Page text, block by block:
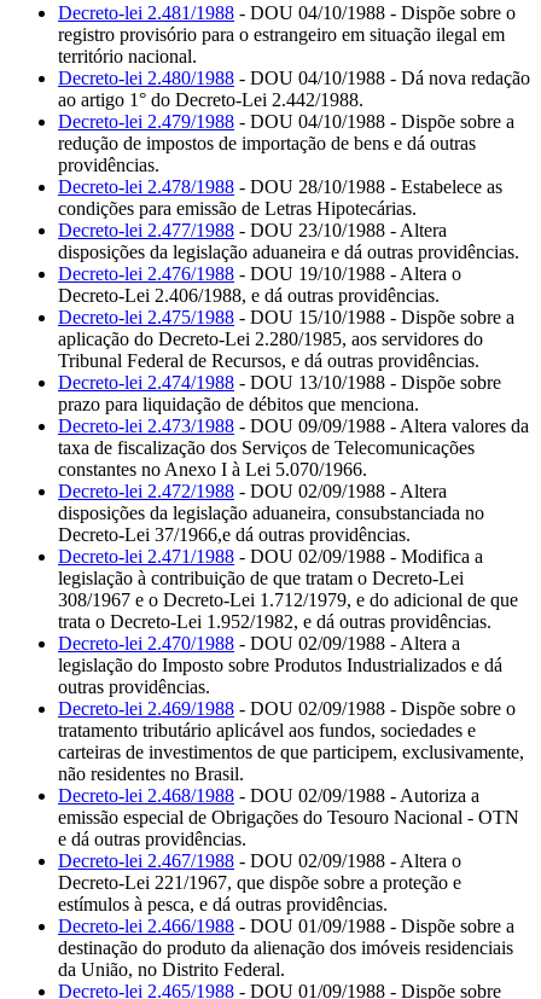
Decreto-lei 2.481/1988 - DOU 04/10/1988 - Dispõe sobre o
registro provisório para o estrangeiro em situação ilegal em
território nacional.
Decreto-lei 2.480/1988 - DOU 04/10/1988 - Dá nova redação
ao artigo 1° do Decreto-Lei 2.442/1988.
Decreto-lei 2.479/1988 - DOU 04/10/1988 - Dispõe sobre a
redução de impostos de importação de bens e dá outras
providências.
Decreto-lei 2.478/1988 - DOU 28/10/1988 - Estabelece as
condições para emissão de Letras Hipotecárias.
Decreto-lei 2.477/1988 - DOU 23/10/1988 - Altera
disposições da legislação aduaneira e dá outras providências.
Decreto-lei 2.476/1988 - DOU 19/10/1988 - Altera o
Decreto-Lei 2.406/1988, e dá outras providências.
Decreto-lei 2.475/1988 - DOU 15/10/1988 - Dispõe sobre a
aplicação do Decreto-Lei 2.280/1985, aos servidores do
Tribunal Federal de Recursos, e dá outras providências.
Decreto-lei 2.474/1988 - DOU 13/10/1988 - Dispõe sobre
prazo para liquidação de débitos que menciona.
Decreto-lei 2.473/1988 - DOU 09/09/1988 - Altera valores da
taxa de fiscalização dos Serviços de Telecomunicações
constantes no Anexo I à Lei 5.070/1966.
Decreto-lei 2.472/1988 - DOU 02/09/1988 - Altera
disposições da legislação aduaneira, consubstanciada no
Decreto-Lei 37/1966,e dá outras providências.
Decreto-lei 2.471/1988 - DOU 02/09/1988 - Modifica a
legislação à contribuição de que tratam o Decreto-Lei
308/1967 e o Decreto-Lei 1.712/1979, e do adicional de que
trata o Decreto-Lei 1.952/1982, e dá outras providências.
Decreto-lei 2.470/1988 - DOU 02/09/1988 - Altera a
legislação do Imposto sobre Produtos Industrializados e dá
outras providências.
Decreto-lei 2.469/1988 - DOU 02/09/1988 - Dispõe sobre o
tratamento tributário aplicável aos fundos, sociedades e
carteiras de investimentos de que participem, exclusivamente,
não residentes no Brasil.
Decreto-lei 2.468/1988 - DOU 02/09/1988 - Autoriza a
emissão especial de Obrigações do Tesouro Nacional - OTN
e dá outras providências.
Decreto-lei 2.467/1988 - DOU 02/09/1988 - Altera o
Decreto-Lei 221/1967, que dispõe sobre a proteção e
estímulos à pesca, e dá outras providências.
Decreto-lei 2.466/1988 - DOU 01/09/1988 - Dispõe sobre a
destinação do produto da alienação dos imóveis residenciais
da União, no Distrito Federal.
Decreto-lei 2.465/1988 - DOU 01/09/1988 - Dispõe sobre